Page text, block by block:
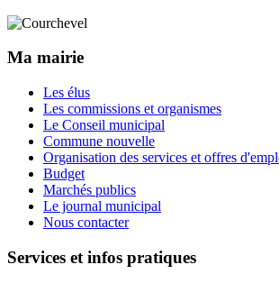
Ma mairie
Les élus
Les commissions et organismes
Le Conseil municipal
Commune nouvelle
Organisation des services et offres
Budget
Marchés publics
Le journal municipal
Nous contacter
Services et infos pratiques